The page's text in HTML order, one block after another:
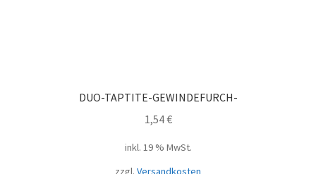
DUO-TAPTITE-GEWINDEFURCH-
1,54€
inkl. 19 % MwSt.
zzgl. Versandkosten